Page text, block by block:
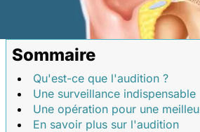
Sommaire
Qu'est-ce que l'audition ?
Une surveillance indispensable
Une opération pour une
En savoir plus sur l'audition